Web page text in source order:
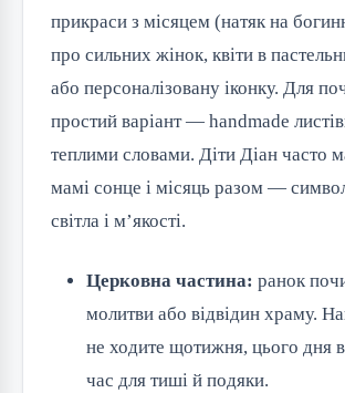
прикраси з місяцем (натяк на
про сильних жінок, квіти в
або персоналізовану іконку. Для
простий варіант — handmade
теплими словами. Діти Діан часто
мамі сонце і місяць разом —
світла і м’якості.
Церковна частина: ранок
молитви або відвідин храму.
не ходите щотижня, цього дня
час для тиші й подяки.